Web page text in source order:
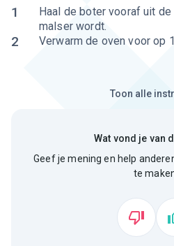
1
Haal de boter vooraf uit
malser wordt.
2 Verwarm de oven voor op
Toon alle
Wat vond je van
Geef je mening en help
te